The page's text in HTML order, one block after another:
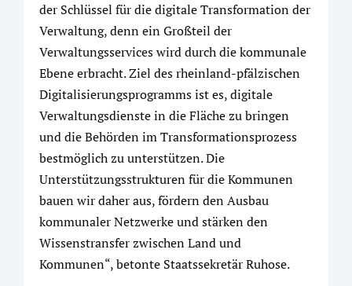
der Schlüssel für die digitale Transformation der
Verwaltung, denn ein Großteil der
Verwaltungsservices wird durch die kommunale
Ebene erbracht. Ziel des rheinland-pfälzischen
Digitalisierungsprogramms ist es, digitale
Verwaltungsdienste in die Fläche zu bringen
und die Behörden im Transformationsprozess
bestmöglich zu unterstützen. Die
Unterstützungsstrukturen für die Kommunen
bauen wir daher aus, fördern den Ausbau
kommunaler Netzwerke und stärken den
Wissenstransfer zwischen Land und
Kommunen“, betonte Staatssekretär Ruhose.